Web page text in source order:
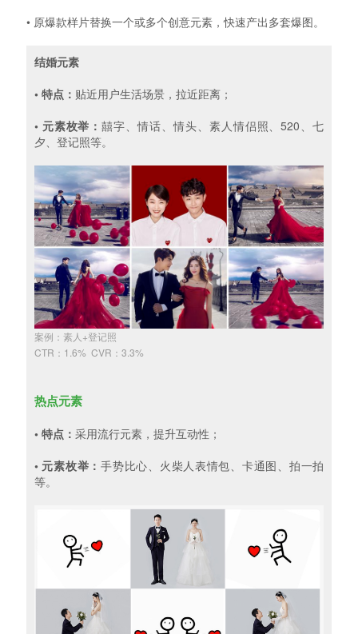
• 原爆款样片替换一个或多个创意元素，快速产出多套爆图。
结婚元素
• 特点： 贴近用户生活场景，拉近距离；
• 元素枚举：囍字、情话、情头、素人情侣照、520、七
夕、登记照等。
案例：素人+登记照
CTR：1.6% CVR：3.3%
热点元素
• 特点： 采用流行元素，提升互动性；
• 元素枚举：手势比心、火柴人表情包、卡通图、拍一拍
等。